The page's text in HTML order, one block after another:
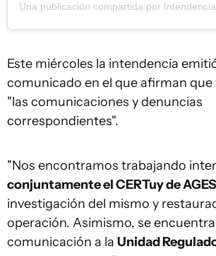
Este miércoles la intendencia
comunicado en el que afirman que
"las comunicaciones y denuncias
correspondientes".
"Nos encontramos trabajando
conjuntamente el CERTuy de
investigación del mismo y
operación. Asimismo, se
comunicación a la Unidad